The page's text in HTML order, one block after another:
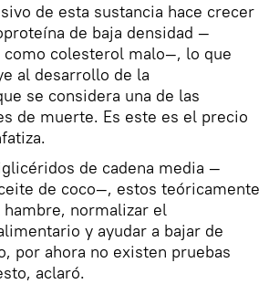
de esta sustancia hace crecer
de baja densidad —
colesterol malo—, lo que
al desarrollo de la
se considera una de las
de muerte. Es este es el precio
de cadena media —
de coco—, estos teóricamente
normalizar el
y ayudar a bajar de
por ahora no existen pruebas
aclaró.